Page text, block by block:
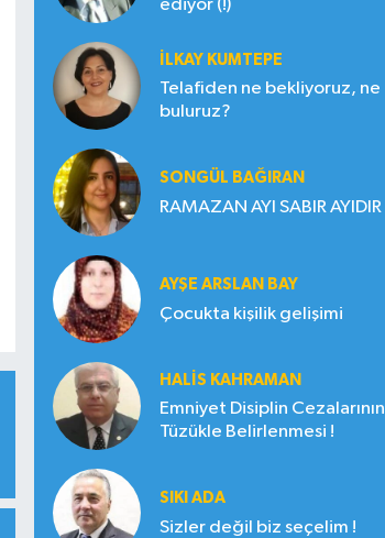
ediyor (!)
İLKAY KUMTEPE
Telafiden ne bekliyoruz, ne
buluruz?
SONGÜL BAĞIRAN
RAMAZAN AYI SABIR AYIDIR
AYŞE ARSLAN BAY
Çocukta kişilik gelişimi
HALIS KAHRAMAN
Emniyet Disiplin Cezalarının
Tüzükle Belirlenmesi !
SIKI ADA
Sizler değil biz seçelim !